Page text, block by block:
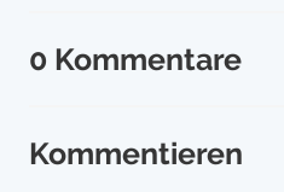
0 Kommentare
Kommentieren